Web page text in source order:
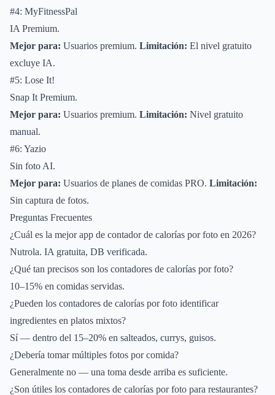
#4: MyFitnessPal
IA Premium.
Mejor para: Usuarios premium. Limitación: El nivel gratuito
excluye IA.
#5: Lose It!
Snap It Premium.
Mejor para: Usuarios premium. Limitación: Nivel gratuito
manual.
#6: Yazio
Sin foto AI.
Mejor para: Usuarios de planes de comidas PRO. Limitación:
Sin captura de fotos.
Preguntas Frecuentes
¿Cuál es la mejor app de contador de calorías por foto en 2026?
Nutrola. IA gratuita, DB verificada.
¿Qué tan precisos son los contadores de calorías por foto?
10–15% en comidas servidas.
¿Pueden los contadores de calorías por foto identificar
ingredientes en platos mixtos?
Sí — dentro del 15–20% en salteados, currys, guisos.
¿Debería tomar múltiples fotos por comida?
Generalmente no — una toma desde arriba es suficiente.
¿Son útiles los contadores de calorías por foto para restaurantes?